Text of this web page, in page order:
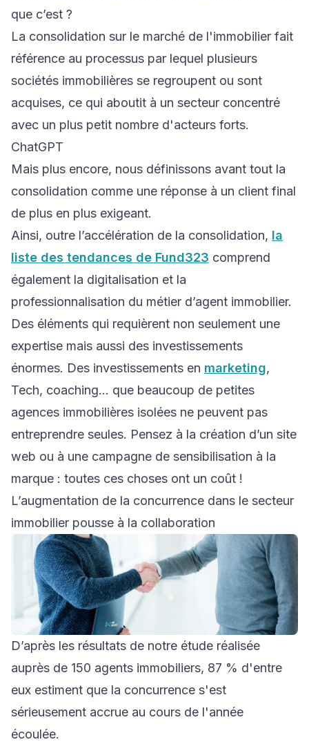
que c’est ?
La consolidation sur le marché de l'immobilier fait
référence au processus par lequel plusieurs
sociétés immobilières se regroupent ou sont
acquises, ce qui aboutit à un secteur concentré
avec un plus petit nombre d'acteurs forts.
ChatGPT
Mais plus encore, nous définissons avant tout la
consolidation comme une réponse à un client final
de plus en plus exigeant.
Ainsi, outre l’accélération de la consolidation, la
liste des tendances de Fund323 comprend
également la digitalisation et la
professionnalisation du métier d’agent immobilier.
Des éléments qui requièrent non seulement une
expertise mais aussi des investissements
énormes. Des investissements en marketing,
Tech, coaching… que beaucoup de petites
agences immobilières isolées ne peuvent pas
entreprendre seules. Pensez à la création d’un site
web ou à une campagne de sensibilisation à la
marque : toutes ces choses ont un coût !
L’augmentation de la concurrence dans le secteur
immobilier pousse à la collaboration
D’après les résultats de notre étude réalisée
auprès de 150 agents immobiliers, 87 % d'entre
eux estiment que la concurrence s'est
sérieusement accrue au cours de l'année
écoulée.